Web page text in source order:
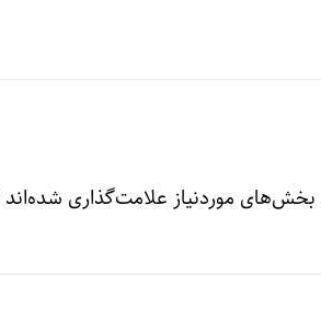
بخش‌های موردنیاز علامت‌گذاری شده‌اند